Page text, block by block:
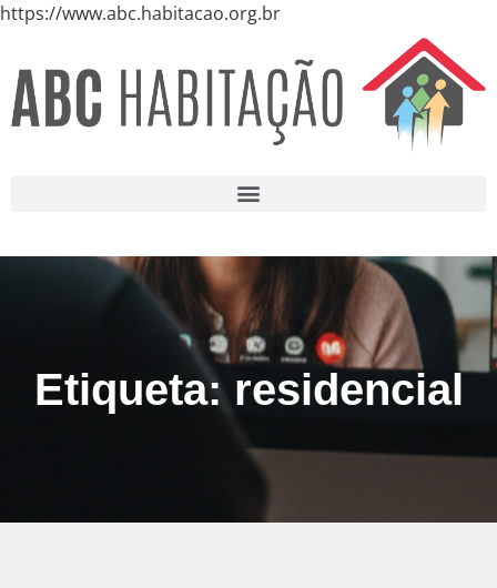
https://www.abc.habitacao.org.br
Etiqueta: residencial